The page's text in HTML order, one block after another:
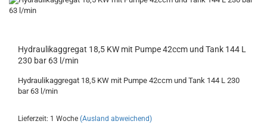
Hydraulikaggregat 18,5 KW mit Pumpe 42ccm und Tank 144 L
230 bar 63 l/min
Hydraulikaggregat 18,5 KW mit Pumpe 42ccm und Tank 144 L 230
bar 63 l/min
Lieferzeit: 1 Woche (Ausland abweichend)